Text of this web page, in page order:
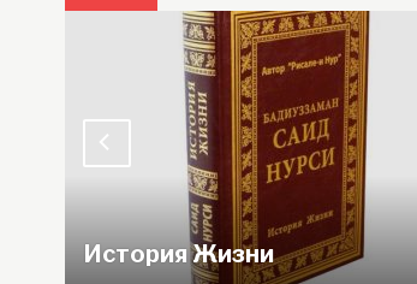
История Жизни